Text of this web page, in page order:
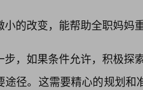
小的改变，能帮助全职妈妈
步，如果条件允许，积极探
途径。这需要精心的规划